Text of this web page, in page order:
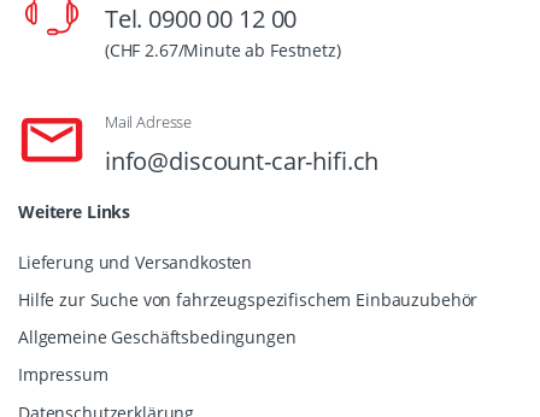
Tel. 0900 00 12 00
(CHF 2.67/Minute ab Festnetz)
Mail Adresse
info@discount-car-hifi.ch
Weitere Links
Lieferung und Versandkosten
Hilfe zur Suche von fahrzeugspezifischem Einbauzubehör
Allgemeine Geschäftsbedingungen
Impressum
Datenschutzerklärung